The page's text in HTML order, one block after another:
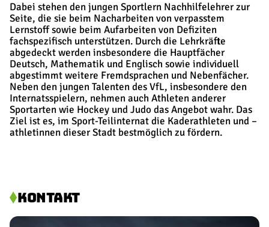
Dabei stehen den jungen Sportlern Nachhilfelehrer zur
Seite, die sie beim Nacharbeiten von verpasstem
Lernstoff sowie beim Aufarbeiten von Defiziten
fachspezifisch unterstützen. Durch die Lehrkräfte
abgedeckt werden insbesondere die Hauptfächer
Deutsch, Mathematik und Englisch sowie individuell
abgestimmt weitere Fremdsprachen und Nebenfächer.
Neben den jungen Talenten des VfL, insbesondere den
Internatsspielern, nehmen auch Athleten anderer
Sportarten wie Hockey und Judo das Angebot wahr. Das
Ziel ist es, im Sport-Teilinternat die Kaderathleten und –
athletinnen dieser Stadt bestmöglich zu fördern.
KONTAKT